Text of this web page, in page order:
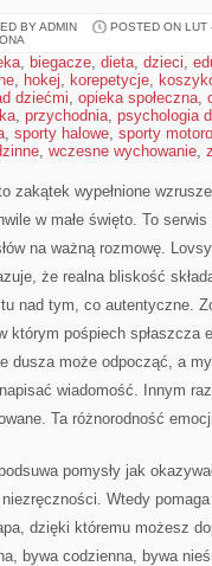
BY ADMIN POSTED ON LUT
, biegacze, dieta, dzieci,
, hokej, korepetycje,
dziećmi, opieka społeczna,
, przychodnia, psychologia
, sporty halowe, sporty
, wczesne wychowanie,
zakątek wypełnione
w małe święto. To
na ważną rozmowę.
że realna bliskość
nad tym, co autentyczne.
którym pośpiech spłaszcza
dusza może odpocząć, a
wiadomość. Innym
Ta różnorodność
pomysły jak
Wtedy
dzięki któremu możesz
bywa codzienna, bywa